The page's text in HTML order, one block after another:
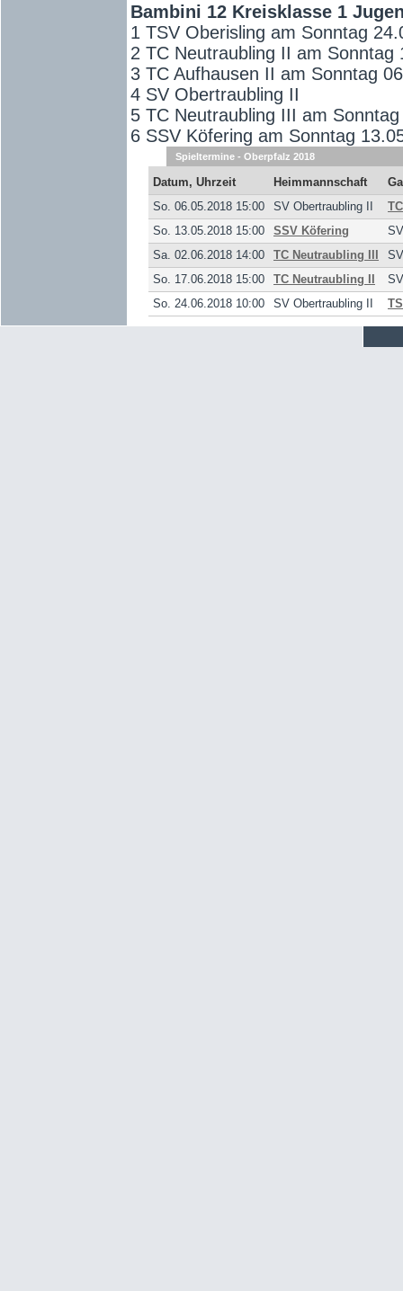
Bambini 12 Kreisklasse 1
1 TSV Oberisling am Sonntag
2 TC Neutraubling II am
3 TC Aufhausen II am Sonntag
4 SV Obertraubling II
5 TC Neutraubling III am
6 SSV Köfering am Sonntag
Spieltermine - Oberpfalz 2018
Datum, Uhrzeit Heimmannschaft
So. 06.05.2018 15:00
SV Obertraubling II
So. 13.05.2018 15:00
SSV Köfering
Sa. 02.06.2018 14:00
TC Neutraubling III
So. 17.06.2018 15:00
TC Neutraubling II
So. 24.06.2018 10:00
SV Obertraubling II